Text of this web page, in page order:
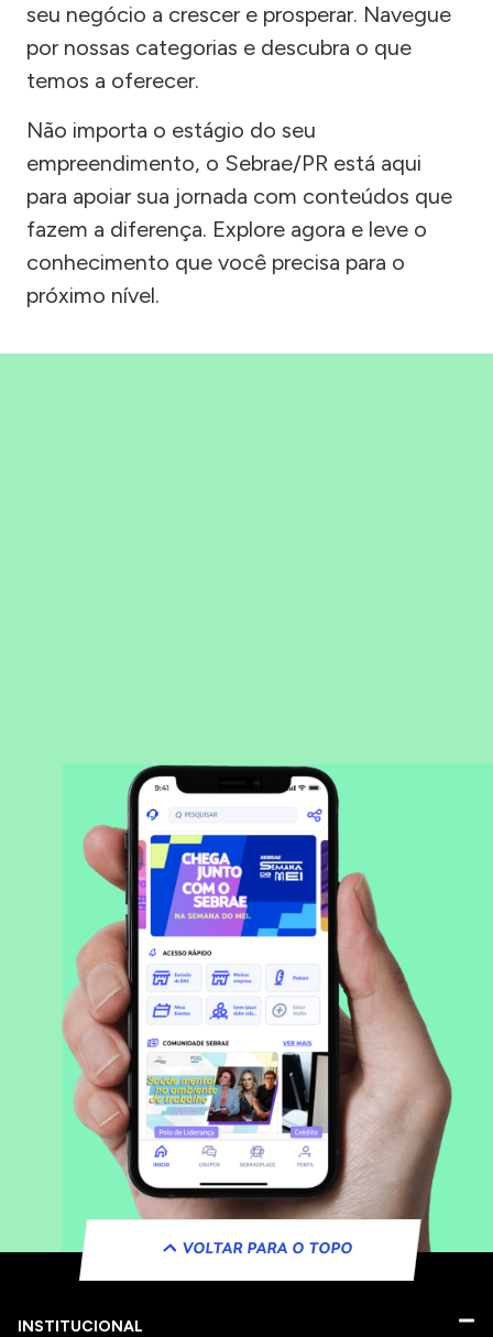
seu negócio a crescer e prosperar. Navegue
por nossas categorias e descubra o que
temos a oferecer.
Não importa o estágio do seu
empreendimento, o Sebrae/PR está aqui
para apoiar sua jornada com conteúdos que
fazem a diferença. Explore agora e leve o
conhecimento que você precisa para o
próximo nível.
VOLTAR PARA O TOPO
INSTITUCIONAL